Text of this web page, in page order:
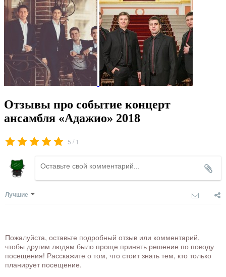
Отзывы про событие концерт
ансамбля «Адажио» 2018
5 / 1
Лучшие
Пожалуйста, оставьте подробный отзыв или комментарий,
чтобы другим людям было проще принять решение по поводу
посещения! Расскажите о том, что стоит знать тем, кто только
планирует посещение.